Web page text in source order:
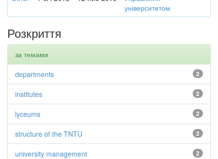
університетом
Розкриття
за темами
2
departments
2
institutes
2
lyceums
2
structure of the TNTU
2
university management